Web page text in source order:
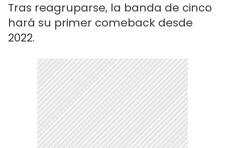
Tras reagruparse, la banda de cinco
hará su primer comeback desde
2022.